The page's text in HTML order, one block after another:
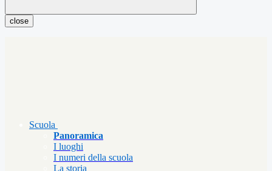
close
Scuola
Panoramica
I luoghi
I numeri della scuola
La storia